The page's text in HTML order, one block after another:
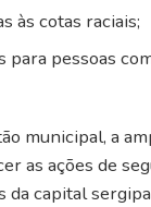
às cotas raciais;
para pessoas
municipal, a
as ações de
capital